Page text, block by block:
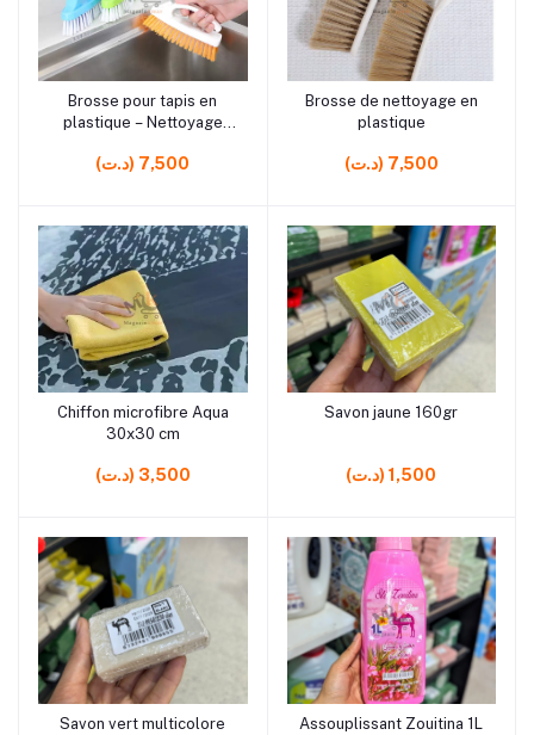
rrrrrr6 rrrrrr6 rrrrrr6 rrrrrr6
Ajouter au panier
Brosse pour tapis en
plastique – Nettoyage
confortable
(د.ت) 7,500
rrrrrr10 rrrrrr10 rrrrrr8
Ajouter au panier
Brosse de nettoyage en
plastique
(د.ت) 7,500
rrrrrr10
Ajouter au panier
Chiffon microfibre Aqua
30x30 cm
(د.ت) 3,500
rrrrrr15
Ajouter au panier
Savon jaune 160gr
(د.ت) 1,500
rrrrrr8 rrrrrr7 rrrrrr7
Ajouter au panier
Savon vert multicolore rrrrrr7 rrrrrr8
Ajouter au panier
Assouplissant Zouitina 1L